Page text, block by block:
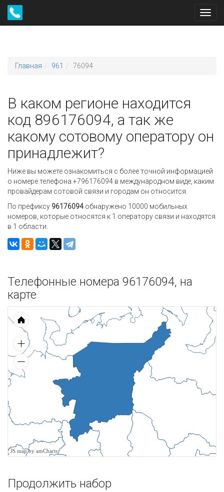
Главная 961 76094
В каком регионе находится
код 896176094, а так же
какому сотовому оператору он
принадлежит?
Ниже вы можете ознакомиться с более точной информацией
о номере телефона +796176094 в международном виде, каким
провайдерам сотовой связи и городам он относится.
По префиксу 96176094 обнаружено 10000 мобильных
номеров, которые относятся к 1 оператору связи и находятся
в 1 области.
Телефонные номера 96176094, на
карте
JS map by amCharts
Продолжить набор